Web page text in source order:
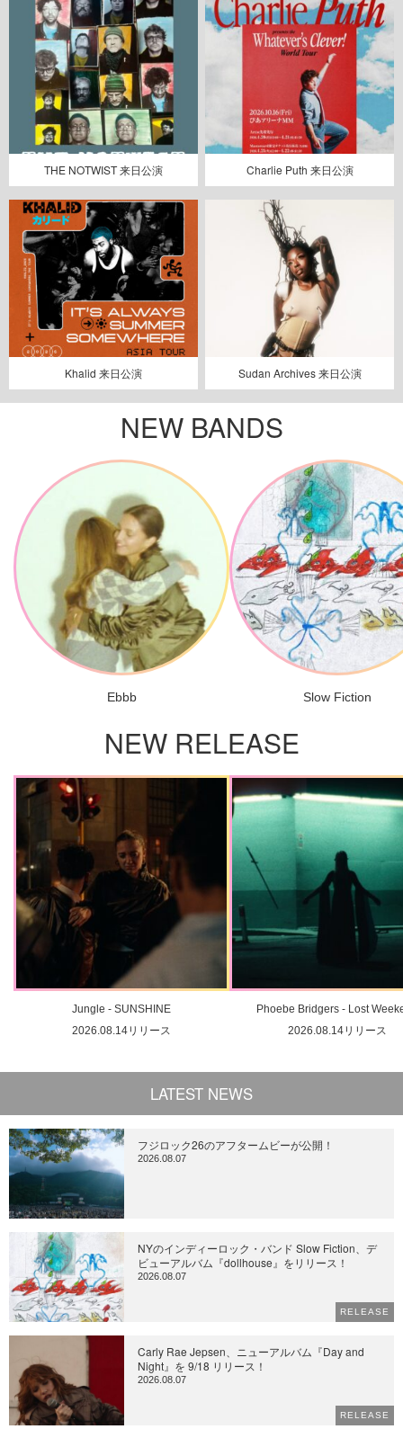
THE NOTWIST 来日公演 Charlie Puth 来日公演
Khalid 来日公演 Sudan Archives 来日公演
NEW BANDS
Ebbb Slow Fiction
NEW RELEASE
Jungle - SUNSHINE
2026.08.14リリース
Phoebe Bridgers - Lost
2026.08.14リリース
LATEST NEWS
フジロック26のアフタームビーが公開！
2026.08.07
NYのインディーロック・バンド Slow Fiction、デ
ビューアルバム『dollhouse』をリリース！
2026.08.07
RELEASE
Carly Rae Jepsen、ニューアルバム『Day and
Night』を 9/18 リリース！
2026.08.07
RELEASE